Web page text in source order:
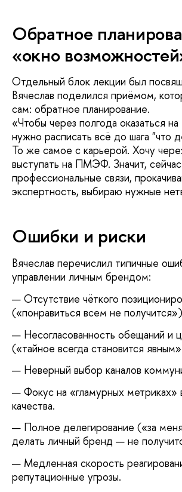
Обратное
«окно
Отдельный блок лекции был
Вячеслав поделился приёмом,
сам: обратное планирование.
«Чтобы через полгода оказаться
нужно расписать всё до шага "что
То же самое с карьерой. Хочу
выступать на ПМЭФ. Значит,
профессиональные связи,
экспертность, выбираю нужные
Ошибки и риски
Вячеслав перечислил типичные
управлении личным брендом:
Отсутствие чёткого
(«понравиться всем не
Несогласованность обещаний и
(«тайное всегда становится
Неверный выбор каналов
Фокус на «гламурных метриках»
качества.
Полное делегирование («за
делать личный бренд — не
Медленная скорость
репутационные угрозы.